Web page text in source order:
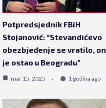
Potpredsjednik FBiH
Stojanović: “Stevandićevo
obezbjeđenje se vratilo, on
je ostao u Beogradu”
mar 15, 2025 1 godina ago